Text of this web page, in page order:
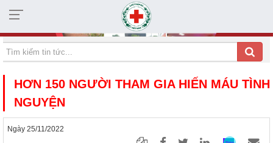
HỘI CHỮ THẬP ĐỎ TỈNH KHÁNH HÒA
HƠN 150 NGƯỜI THAM GIA HIẾN MÁU TÌNH
NGUYỆN
Ngày 25/11/2022